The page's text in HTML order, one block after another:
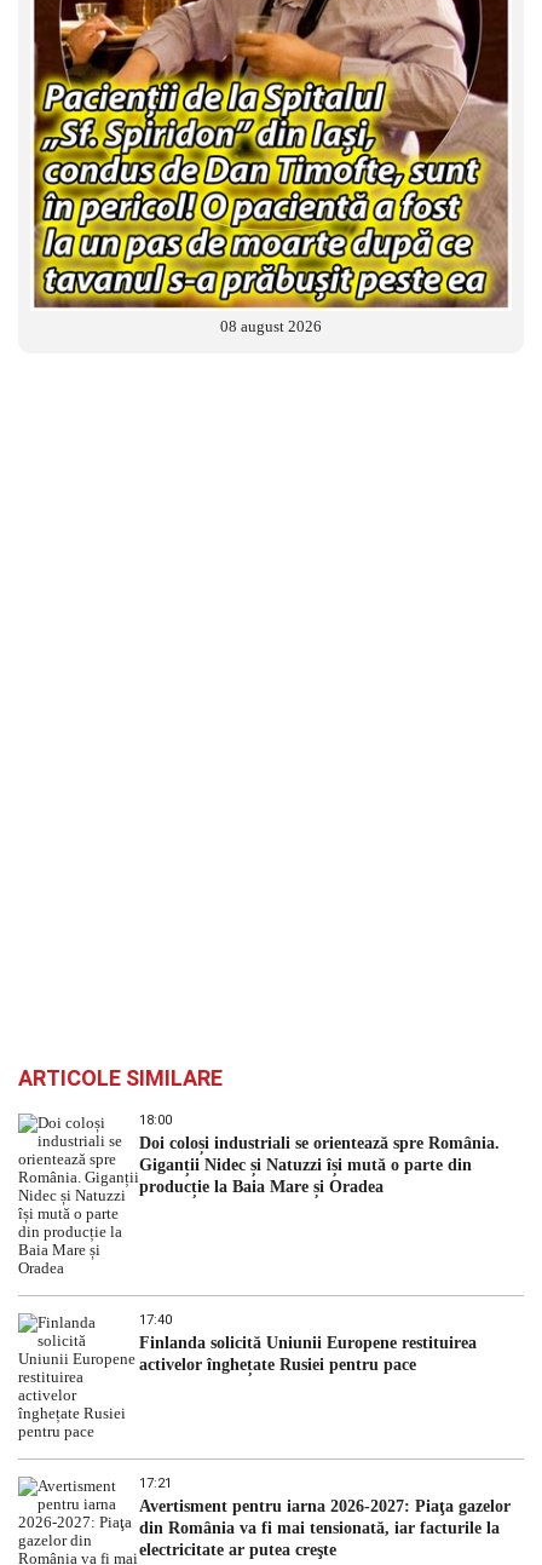
08 august 2026
ARTICOLE SIMILARE
18:00
Doi coloși industriali se orientează spre România.
Giganții Nidec și Natuzzi își mută o parte din
producție la Baia Mare și Oradea
17:40
Finlanda solicită Uniunii Europene restituirea
activelor înghețate Rusiei pentru pace
17:21
Avertisment pentru iarna 2026-2027: Piaţa gazelor
din România va fi mai tensionată, iar facturile la
electricitate ar putea creşte